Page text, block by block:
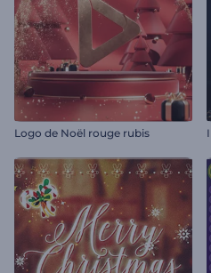
Logo de Noël rouge rubis